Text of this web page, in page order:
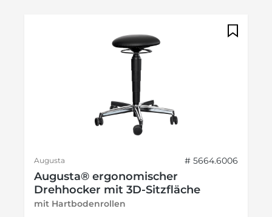
Augusta # 5664.6006
Augusta® ergonomischer
Drehhocker mit 3D-Sitzfläche
mit Hartbodenrollen